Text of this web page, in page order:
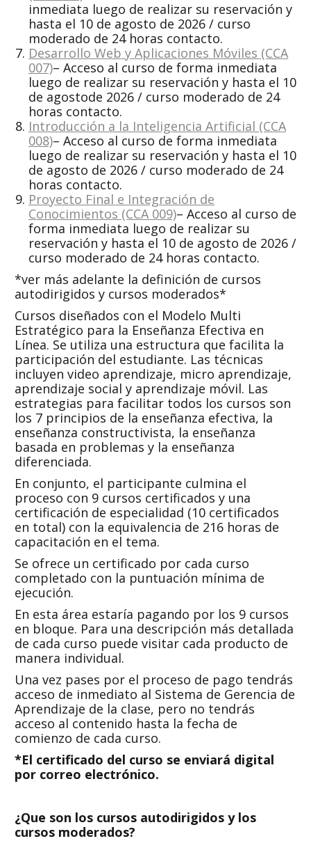
inmediata luego de realizar su reservación y
hasta el 10 de agosto de 2026 / curso
moderado de 24 horas contacto.
Desarrollo Web y Aplicaciones Móviles (CCA
007)– Acceso al curso de forma inmediata
luego de realizar su reservación y hasta el 10
de agostode 2026 / curso moderado de 24
horas contacto.
Introducción a la Inteligencia Artificial (CCA
008)– Acceso al curso de forma inmediata
luego de realizar su reservación y hasta el 10
de agosto de 2026 / curso moderado de 24
horas contacto.
Proyecto Final e Integración de
Conocimientos (CCA 009)– Acceso al curso de
forma inmediata luego de realizar su
reservación y hasta el 10 de agosto de 2026 /
curso moderado de 24 horas contacto.
*ver más adelante la definición de cursos
autodirigidos y cursos moderados*
Cursos diseñados con el Modelo Multi
Estratégico para la Enseñanza Efectiva en
Línea. Se utiliza una estructura que facilita la
participación del estudiante. Las técnicas
incluyen video aprendizaje, micro aprendizaje,
aprendizaje social y aprendizaje móvil. Las
estrategias para facilitar todos los cursos son
los 7 principios de la enseñanza efectiva, la
enseñanza constructivista, la enseñanza
basada en problemas y la enseñanza
diferenciada.
En conjunto, el participante culmina el
proceso con 9 cursos certificados y una
certificación de especialidad (10 certificados
en total) con la equivalencia de 216 horas de
capacitación en el tema.
Se ofrece un certificado por cada curso
completado con la puntuación mínima de
ejecución.
En esta área estaría pagando por los 9 cursos
en bloque. Para una descripción más detallada
de cada curso puede visitar cada producto de
manera individual.
Una vez pases por el proceso de pago tendrás
acceso de inmediato al Sistema de Gerencia de
Aprendizaje de la clase, pero no tendrás
acceso al contenido hasta la fecha de
comienzo de cada curso.
*El certificado del curso se enviará digital
por correo electrónico.
¿Que son los cursos autodirigidos y los
cursos moderados?